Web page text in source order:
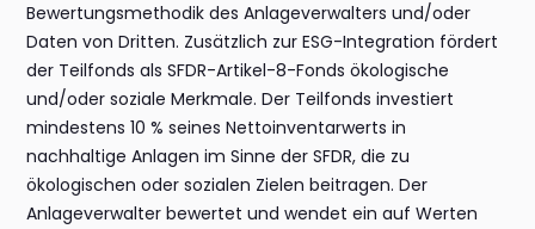
Bewertungsmethodik des Anlageverwalters und/oder
Daten von Dritten. Zusätzlich zur ESG-Integration fördert
der Teilfonds als SFDR-Artikel-8-Fonds ökologische
und/oder soziale Merkmale. Der Teilfonds investiert
mindestens 10 % seines Nettoinventarwerts in
nachhaltige Anlagen im Sinne der SFDR, die zu
ökologischen oder sozialen Zielen beitragen. Der
Anlageverwalter bewertet und wendet ein auf Werten